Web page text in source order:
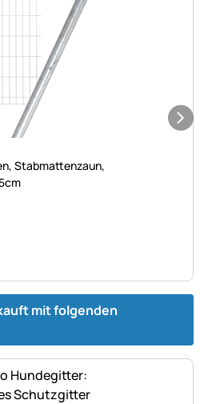
Stabmattenzaun,
mit folgenden